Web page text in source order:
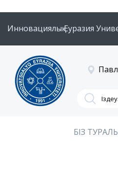
Инновациялық Еуразия
БІЗ